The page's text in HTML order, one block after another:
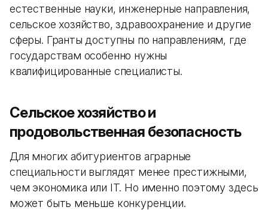
естественные науки, инженерные направления,
сельское хозяйство, здравоохранение и другие
сферы. Гранты доступны по направлениям, где
государствам особенно нужны
квалифицированные специалисты.
Сельское хозяйство и
продовольственная безопасность
Для многих абитуриентов аграрные
специальности выглядят менее престижными,
чем экономика или IT. Но именно поэтому здесь
может быть меньше конкуренции.